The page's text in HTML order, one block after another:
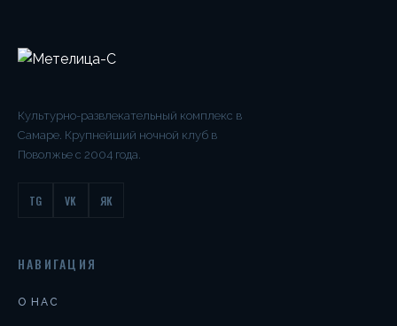
Культурно-развлекательный комплекс в
Самаре. Крупнейший ночной клуб в
Поволжье с 2004 года.
TG VK ЯК
НАВИГАЦИЯ
О НАС